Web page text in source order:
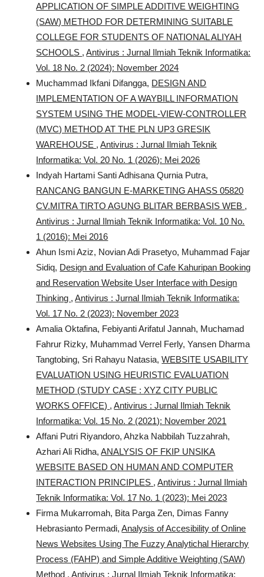
APPLICATION OF SIMPLE ADDITIVE WEIGHTING
(SAW) METHOD FOR DETERMINING SUITABLE
COLLEGE FOR STUDENTS OF NATIONAL ALIYAH
SCHOOLS ,Antivirus : Jurnal Ilmiah Teknik Informatika:
Vol. 18 No. 2 (2024): November 2024
Muchammad Ikfani Difangga, DESIGN AND
IMPLEMENTATION OF A WAYBILL INFORMATION
SYSTEM USING THE MODEL-VIEW-CONTROLLER
(MVC) METHOD AT THE PLN UP3 GRESIK
WAREHOUSE ,Antivirus : Jurnal Ilmiah Teknik
Informatika: Vol. 20 No. 1 (2026): Mei 2026
Indyah Hartami Santi Adhisana Qurnia Putra,
RANCANG BANGUN E-MARKETING AHASS 05820
CV.MITRA TIRTO AGUNG BLITAR BERBASIS WEB ,
Antivirus : Jurnal Ilmiah Teknik Informatika: Vol. 10 No.
1 (2016): Mei 2016
Ahun Ismi Aziz, Novian Adi Prasetyo, Muhammad Fajar
Sidiq, Design and Evaluation of Cafe Kahuripan Booking
and Reservation Website User Interface with Design
Thinking ,Antivirus : Jurnal Ilmiah Teknik Informatika:
Vol. 17 No. 2 (2023): November 2023
Amalia Oktafina, Febiyanti Arifatul Jannah, Muchamad
Fahrur Rizky, Muhammad Verrel Ferly, Yansen Dharma
Tangtobing, Sri Rahayu Natasia,WEBSITE USABILITY
EVALUATION USING HEURISTIC EVALUATION
METHOD (STUDY CASE : XYZ CITY PUBLIC
WORKS OFFICE) ,Antivirus : Jurnal Ilmiah Teknik
Informatika: Vol. 15 No. 2 (2021): November 2021
Affani Putri Riyandoro, Ahzka Nabbilah Tuzzahrah,
Azhari Ali Ridha,ANALYSIS OF FKIP UNSIKA
WEBSITE BASED ON HUMAN AND COMPUTER
INTERACTION PRINCIPLES ,Antivirus : Jurnal Ilmiah
Teknik Informatika: Vol. 17 No. 1 (2023): Mei 2023
Firma Mukarromah, Bita Parga Zen, Dimas Fanny
Hebrasianto Permadi,Analysis of Accesibility of Online
News Websites Using The Fuzzy Analytichal Hierarchy
Process (FAHP) and Simple Additive Weighting (SAW)
Method ,Antivirus : Jurnal Ilmiah Teknik Informatika: